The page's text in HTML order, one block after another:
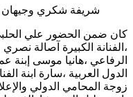
شريفة شكري وجيهان
كان ضمن الحضور علي الحلبي
،الفنانة الكبيرة آصالة نصري
الرفاعي ،هانيا موسى إبنة
الدول العربية ،سارة ابنة
زوجة المحامي الدولي